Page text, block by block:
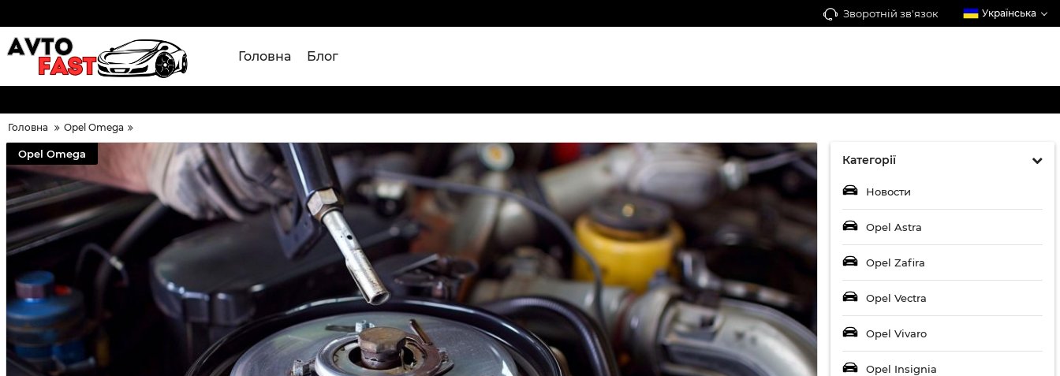
Зворотній зв'язок Українська
Головна Блог
Головна Opel Omega
Категорії
Новости
Opel Astra
Opel Zafira
Opel Vectra
Opel Vivaro
Opel Insignia
Opel Omega